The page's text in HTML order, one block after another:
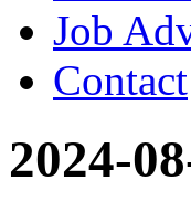
Job
Contact
2024-